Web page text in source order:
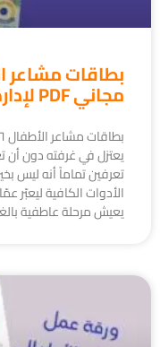
مجاني PDF لإدارة المشاعر | إشراقة
يعتزل في غرفته دون أن
تعرفين تماماً أنه ليس
يعيش مرحلة عاطفية